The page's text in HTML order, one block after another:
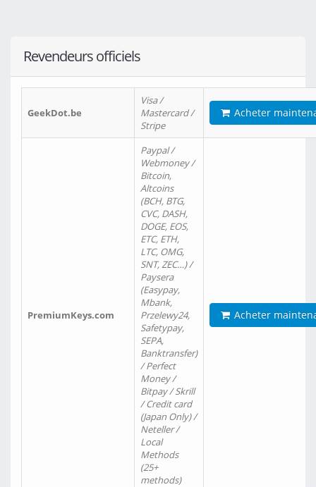
Revendeurs officiels
GeekDot.be
Visa /
Mastercard /
Stripe
Acheter
PremiumKeys.com
Paypal /
Webmoney /
Bitcoin,
Altcoins
(BCH, BTG,
CVC, DASH,
DOGE, EOS,
ETC, ETH,
LTC, OMG,
SNT, ZEC…) /
Paysera
(Easypay,
Mbank,
Przelewy24,
Safetypay,
SEPA,
Banktransfer)
/ Perfect
Money /
Bitpay / Skrill
/ Credit card
(Japan Only) /
Neteller /
Local
Methods
(25+
methods)
Acheter